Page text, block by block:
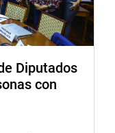
Diputados
con